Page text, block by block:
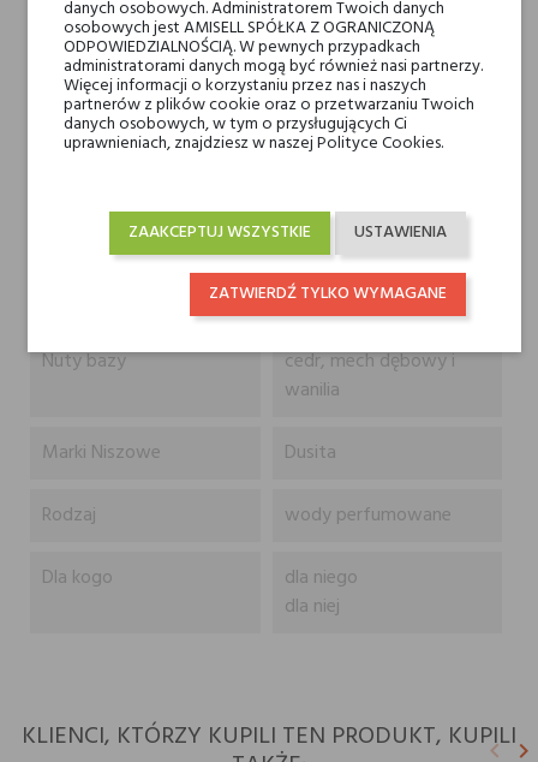
Perfumy z nutą siana i szałwii muszkatołowej.
Na każdą porę roku.
Zapach stworzony z najwyższej jakości tajskich składników.
Nuty głowy
nuty ziołowe i
paragwajski petitgrain
Nuty serca
konwalia, haitańska
wetyweria, siano,
szałwia muszkatołowa i
liatra
Nuty bazy
cedr, mech dębowy i
wanilia
Marki Niszowe
Dusita
Rodzaj
wody perfumowane
Dla kogo
dla niego
dla niej
KLIENCI, KTÓRZY KUPILI TEN PRODUKT, KUPILI
keyboard_arrow_leftkeyboard_arrow_right
danych osobowych. Administratorem Twoich danych
osobowych jest AMISELL SPÓŁKA Z OGRANICZONĄ
ODPOWIEDZIALNOŚCIĄ. W pewnych przypadkach
administratorami danych mogą być również nasi partnerzy.
Więcej informacji o korzystaniu przez nas i naszych
partnerów z plików cookie oraz o przetwarzaniu Twoich
danych osobowych, w tym o przysługujących Ci
uprawnieniach, znajdziesz w naszej Polityce Cookies.
USTAWIENIA
ZAAKCEPTUJ WSZYSTKIE
ZATWIERDŹ TYLKO WYMAGANE